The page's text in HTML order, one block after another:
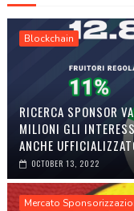
Blockchain
RICERCA SPONSOR
MILIONI GLI
ANCHE
OCTOBER 13, 2022
Mercato